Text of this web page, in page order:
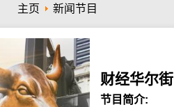
主页 新闻节目
财经华尔街
节目简介: